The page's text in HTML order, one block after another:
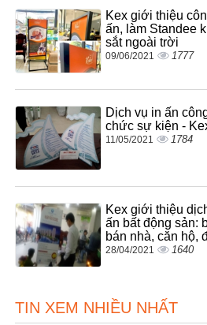
Kex giới thiệu
ấn, làm Standee
sắt ngoài trời
09/06/2021 1777
Dịch vụ in ấn
chức sự kiện -
11/05/2021 1784
Kex giới thiệu
ấn bất động sản:
bán nhà, căn hộ,
28/04/2021 1640
TIN XEM NHIỀU NHẤT